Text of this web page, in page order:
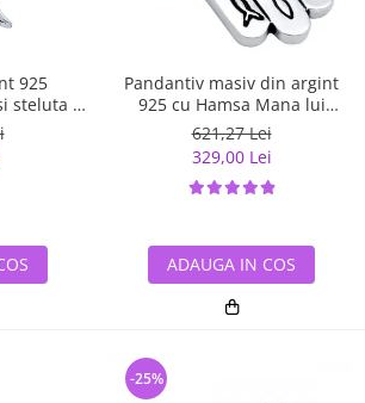
925
steluta -
Pandantiv masiv din argint
925 cu Hamsa Mana lui
Fatima
621,27 Lei
329,00 Lei
ADAUGA IN COS
-25%